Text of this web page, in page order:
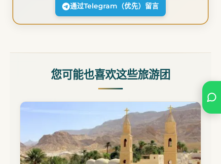
通过Telegram（优先）留言
您可能也喜欢这些旅游团